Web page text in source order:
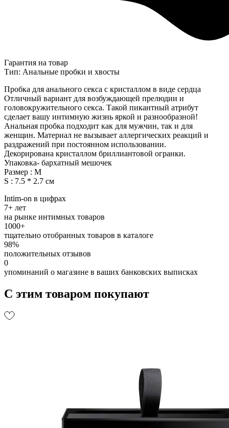
Гарантия на товар
Тип: Анальные пробки и хвосты
Пробка для анального секса с кристаллом в виде сердца
Отличный вариант для возбуждающей прелюдии и
головокружительного секса. Такой пикантный атрибут
сделает вашу интимную жизнь яркой и разнообразной!
Анальная пробка подходит как для мужчин, так и для
женщин. Материал не вызывает аллергических реакций и
раздражений при постоянном использовании.
Декорирована кристаллом бриллиантовой огранки.
Упаковка- бархатный мешочек
Размер : M
S : 7.5 * 2.7 см
Intim-on в цифрах
7+ лет
на рынке интимных товаров
1000+
тщательно отобранных товаров в каталоге
98%
положительных отзывов
0
упоминаний о магазине в ваших банковских выписках
С этим товаром покупают